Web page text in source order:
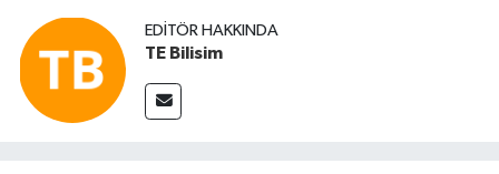
EDITÖR HAKKINDA
TE Bilisim